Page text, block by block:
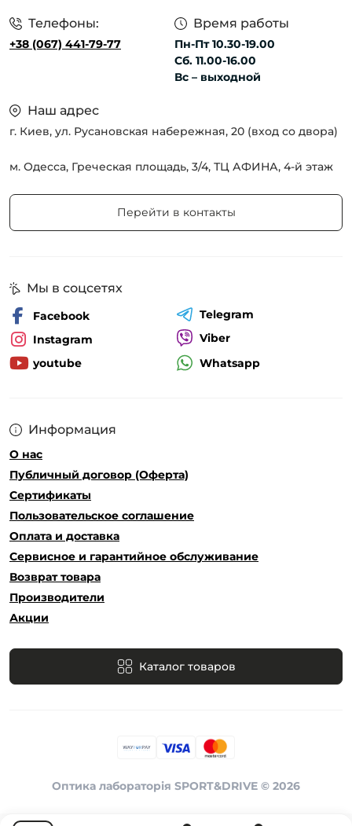
Телефоны:
+38 (067) 441-79-77
Время работы
Пн-Пт 10.30-19.00
Сб. 11.00-16.00
Вс – выходной
Наш адрес
г. Киев, ул. Русановская набережная, 20 (вход со двора)
м. Одесса, Греческая площадь, 3/4, ТЦ АФИНА, 4-й этаж
Перейти в контакты
Информация
О нас
Публичный договор (Оферта)
Сертификаты
Пользовательское соглашение
Оплата и доставка
Сервисное и гарантийное обслуживание
Возврат товара
Производители
Акции
Каталог товаров
Мы в соцсетях
Facebook
Instagram
youtube
Telegram
Viber
Whatsapp
Оптика лабораторія SPORT&DRIVE © 2026